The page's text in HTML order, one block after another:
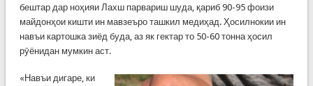
бештар дар ноҳияи Лахш парвариш шуда, қариб 90-95 фоизи
майдонҳои кишти ин мавзеъро ташкил медиҳад. Ҳосилнокии ин
навъи картошка зиёд буда, аз як гектар то 50-60 тонна ҳосил
рӯёнидан мумкин аст.
«Навъи дигаре, ки